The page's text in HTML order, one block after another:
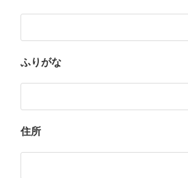
ふりがな
住所